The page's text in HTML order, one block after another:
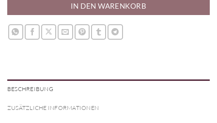
IN DEN WARENKORB
BESCHREIBUNG
ZUSÄTZLICHE INFORMATIONEN